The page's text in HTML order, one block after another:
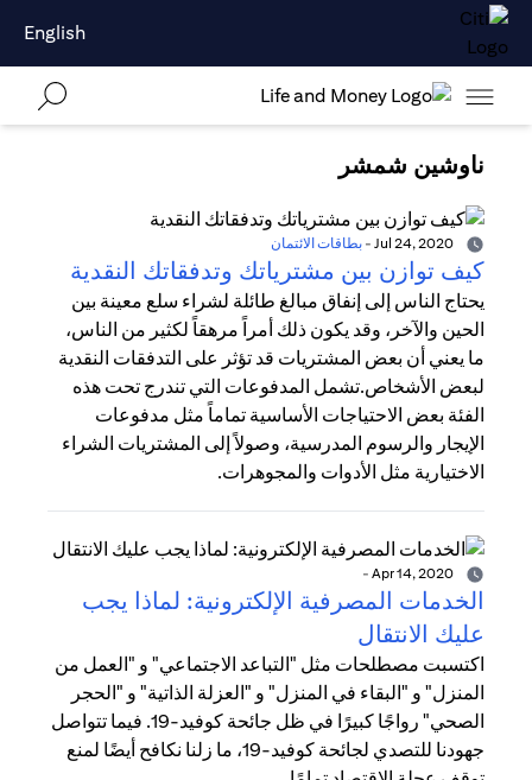
English
ناوشين شمشر
- بطاقات الائتمان
كيف توازن بين مشترياتك وتدفقاتك النقدية
يحتاج الناس إلى إنفاق مبالغ طائلة لشراء سلع معينة بين
الحين والآخر، وقد يكون ذلك أمراً مرهقاً لكثير من الناس،
ما يعني أن بعض المشتريات قد تؤثر على التدفقات النقدية
لبعض الأشخاص.تشمل المدفوعات التي تندرج تحت هذه
الفئة بعض الاحتياجات الأساسية تماماً مثل مدفوعات
الإيجار والرسوم المدرسية، وصولاً إلى المشتريات الشراء
الاختيارية مثل الأدوات والمجوهرات.
-
الخدمات المصرفية الإلكترونية: لماذا يجب
عليك الانتقال
اكتسبت مصطلحات مثل "التباعد الاجتماعي" و "العمل من
المنزل" و "البقاء في المنزل" و "العزلة الذاتية" و "الحجر
الصحي" رواجًا كبيرًا في ظل جائحة كوفيد-19. فيما تتواصل
جهودنا للتصدي لجائحة كوفيد-19، ما زلنا نكافح أيضًا لمنع